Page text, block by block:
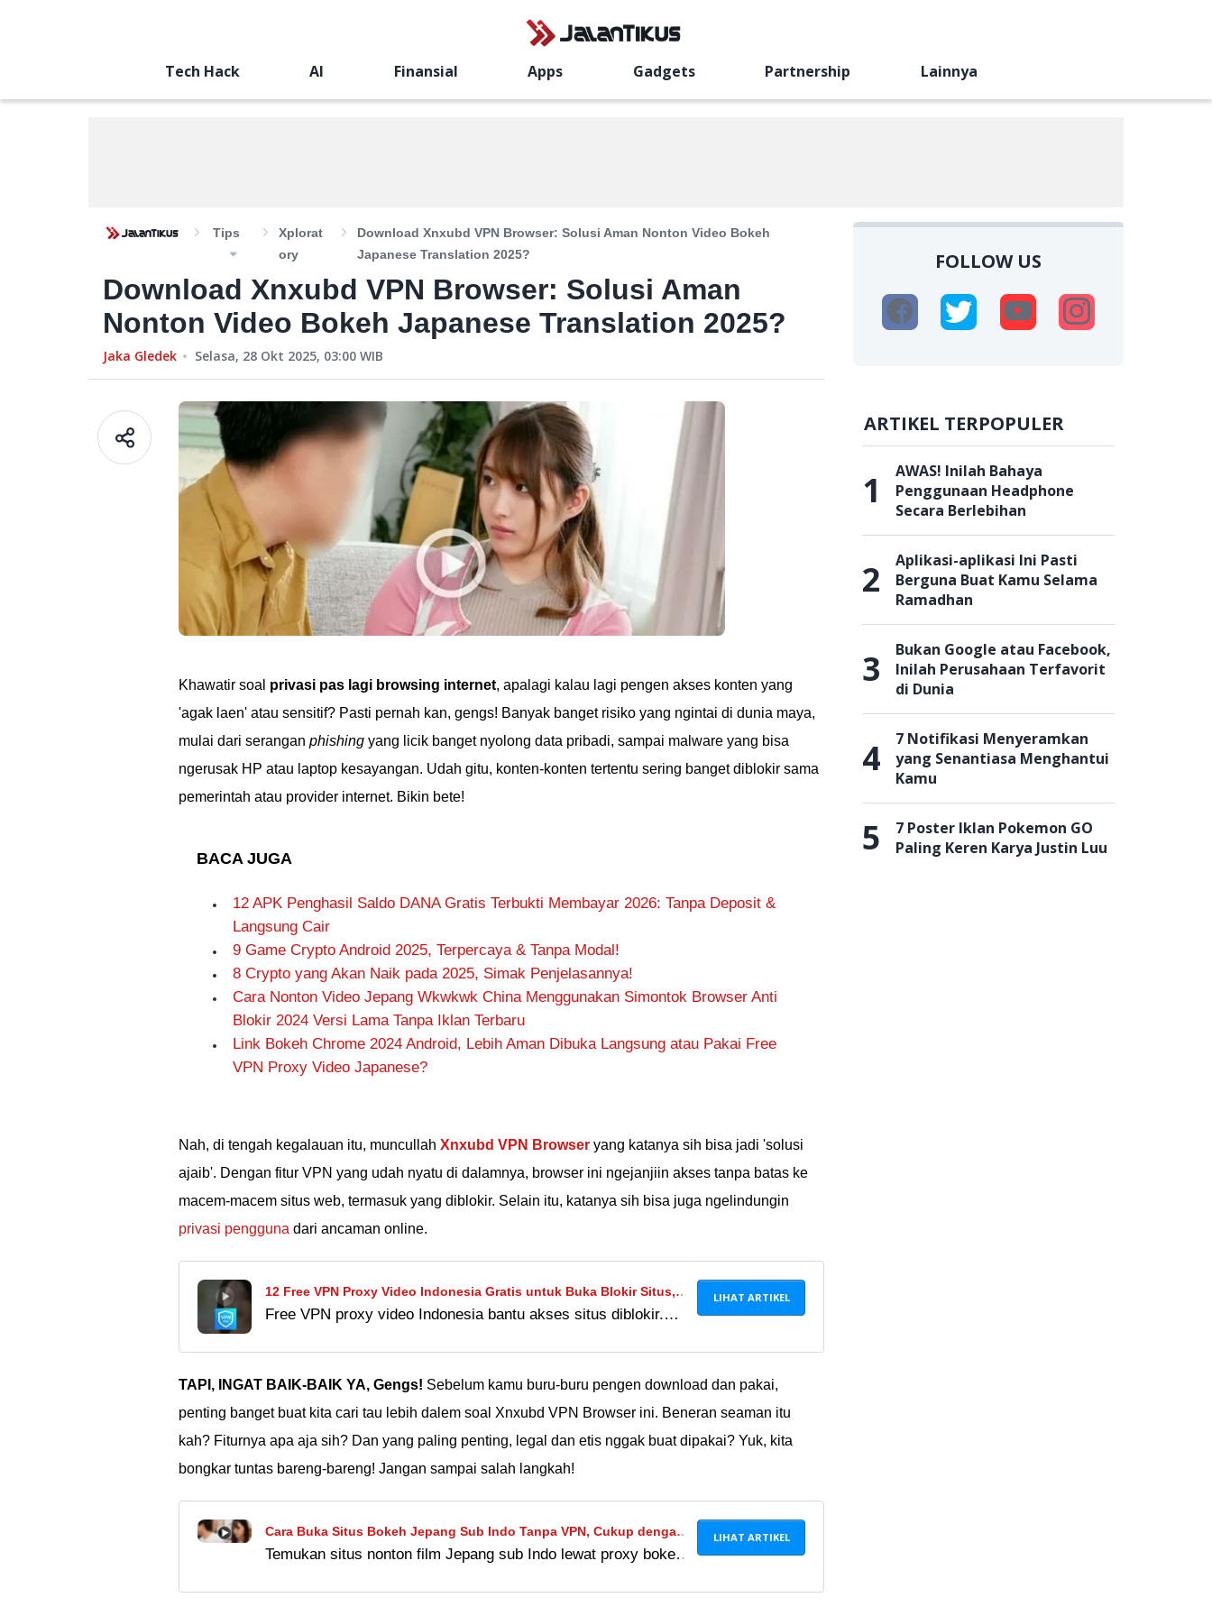
Tech Hack AI Finansial Apps Gadgets Partnership Lainnya
Tips
Xplorat
Ory
Download Xnxubd VPN Browser: Solusi Aman Nonton Video Bokeh
Japanese Translation 2025?
Download Xnxubd VPN Browser: Solusi Aman
Nonton Video Bokeh Japanese Translation 2025?
Jaka Gledek Selasa, 28 Okt 2025, 03:00 WIB
Khawatir soal privasi pas lagi browsing internet, apalagi kalau lagi pengen akses konten yang
'agak laen' atau sensitif? Pasti pernah kan, gengs! Banyak banget risiko yang ngintai di dunia maya,
mulai dari serangan phishing yang licik banget nyolong data pribadi, sampai malware yang bisa
ngerusak HP atau laptop kesayangan. Udah gitu, konten-konten tertentu sering banget diblokir sama
pemerintah atau provider internet. Bikin bete!
BACA JUGA
12 APK Penghasil Saldo DANA Gratis Terbukti Membayar 2026: Tanpa Deposit &
Langsung Cair
9 Game Crypto Android 2025, Terpercaya & Tanpa Modal!
8 Crypto yang Akan Naik pada 2025, Simak Penjelasannya!
Cara Nonton Video Jepang Wkwkwk China Menggunakan Simontok Browser Anti
Blokir 2024 Versi Lama Tanpa Iklan Terbaru
Link Bokeh Chrome 2024 Android, Lebih Aman Dibuka Langsung atau Pakai Free
VPN Proxy Video Japanese?
Nah, di tengah kegalauan itu, muncullah Xnxubd VPN Browser yang katanya sih bisa jadi 'solusi
ajaib'. Dengan fitur VPN yang udah nyatu di dalamnya, browser ini ngejanjiin akses tanpa batas ke
macem-macem situs web, termasuk yang diblokir. Selain itu, katanya sih bisa juga ngelindungin
privasi pengguna dari ancaman online.
12 Free VPN Proxy Video Indonesia Gratis untuk Buka Blokir Situs,
Gratis!
Free VPN proxy video Indonesia bantu akses situs diblokir.
LIHAT ARTIKEL
TAPI, INGAT BAIK-BAIK YA, Gengs! Sebelum kamu buru-buru pengen download dan pakai,
penting banget buat kita cari tau lebih dalem soal Xnxubd VPN Browser ini. Beneran seaman itu
kah? Fiturnya apa aja sih? Dan yang paling penting, legal dan etis nggak buat dipakai? Yuk, kita
bongkar tuntas bareng-bareng! Jangan sampai salah langkah!
Cara Buka Situs Bokeh Jepang Sub Indo Tanpa VPN, Cukup dengan
Web Proxy Bokeh Jepang
Temukan situs nonton film Jepang sub Indo lewat proxy bokeh
LIHAT ARTIKEL
FOLLOW US
ARTIKEL TERPOPULER
1
AWAS! Inilah Bahaya
Penggunaan Headphone
Secara Berlebihan
2
Aplikasi-aplikasi Ini Pasti
Berguna Buat Kamu Selama
Ramadhan
3
Bukan Google atau Facebook,
Inilah Perusahaan Terfavorit
di Dunia
4
7 Notifikasi Menyeramkan
yang Senantiasa Menghantui
Kamu
5
7 Poster Iklan Pokemon GO
Paling Keren Karya Justin Luu